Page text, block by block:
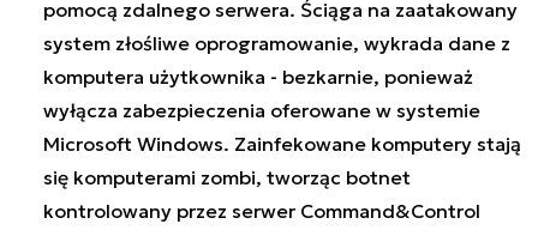
pomocą zdalnego serwera. Ściąga na zaatakowany
system złośliwe oprogramowanie, wykrada dane z
komputera użytkownika - bezkarnie, ponieważ
wyłącza zabezpieczenia oferowane w systemie
Microsoft Windows. Zainfekowane komputery stają
się komputerami zombi, tworząc botnet
kontrolowany przez serwer Command&Control